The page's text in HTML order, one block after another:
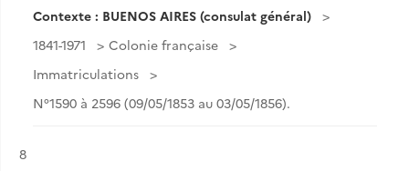
Contexte : BUENOS AIRES (consulat général)
1841-1971
Colonie française
Immatriculations
N°1590 à 2596 (09/05/1853 au 03/05/1856).
Résultat n°
8